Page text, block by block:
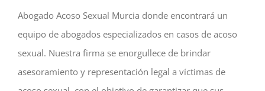
Abogado Acoso Sexual Murcia donde encontrará un
equipo de abogados especializados en casos de acoso
sexual. Nuestra firma se enorgullece de brindar
asesoramiento y representación legal a víctimas de